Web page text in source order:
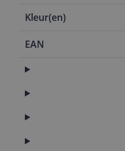
Kleur(en)
EAN